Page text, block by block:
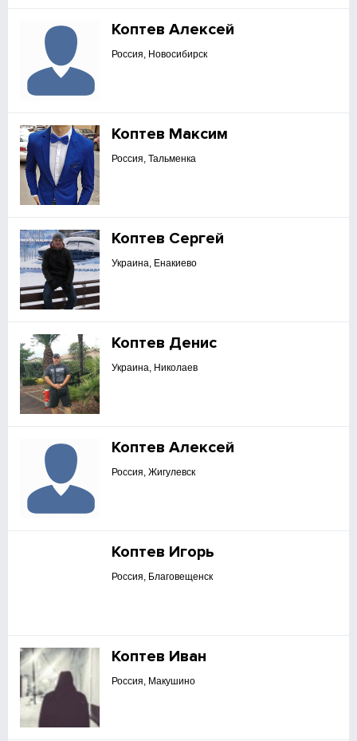
Коптев Алексей
Россия, Новосибирск
Коптев Максим
Россия, Тальменка
Коптев Сергей
Украина, Енакиево
Коптев Денис
Украина, Николаев
Коптев Алексей
Россия, Жигулевск
Коптев Игорь
Россия, Благовещенск
Коптев Иван
Россия, Макушино